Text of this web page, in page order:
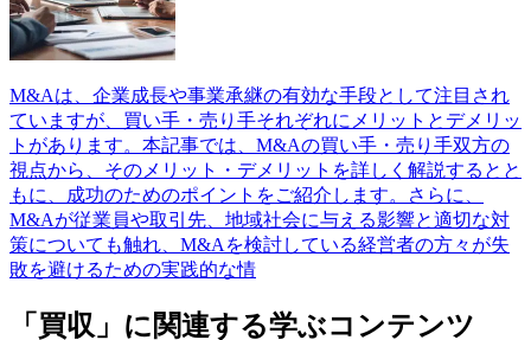
M&Aは、企業成長や事業承継の有効な手段として注目され
ていますが、買い手・売り手それぞれにメリットとデメリッ
トがあります。本記事では、M&Aの買い手・売り手双方の
視点から、そのメリット・デメリットを詳しく解説するとと
もに、成功のためのポイントをご紹介します。さらに、
M&Aが従業員や取引先、地域社会に与える影響と適切な対
策についても触れ、M&Aを検討している経営者の方々が失
敗を避けるための実践的な情
「買収」に関連する学ぶコンテンツ